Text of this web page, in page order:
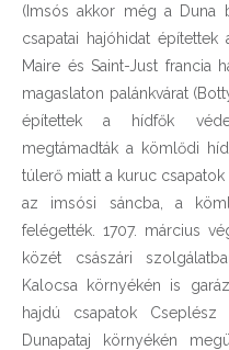
(Imsós akkor még a Duna
csapatai hajóhidat
Maire és Saint-Just francia
magaslaton palánkvárat
építettek a hídfők
megtámadták a kömlődi
túlerő miatt a kuruc csapatok
az imsósi sáncba, a
felégették. 1707. március
közét császári
Kalocsa környékén is
hajdú csapatok
Dunapataj környékén